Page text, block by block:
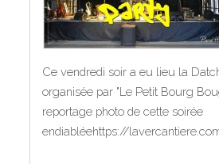
Ce vendredi soir a eu lieu la
organisée par "Le Petit Bourg
reportage photo de cette soirée
endiabléehttps://